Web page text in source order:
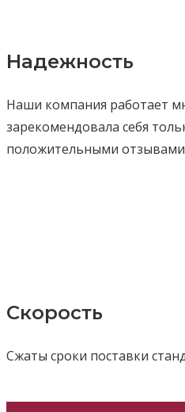
Надежность
Наши компания работает
зарекомендовала себя
положительными отзывами
Скорость
Сжаты сроки поставки